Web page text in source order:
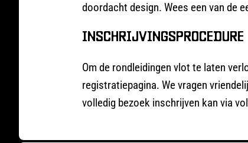
doordacht design. Wees een van de
INSCHRIJVINGSPROCEDURE
Om de rondleidingen vlot te laten
registratiepagina. We vragen
volledig bezoek inschrijven kan via